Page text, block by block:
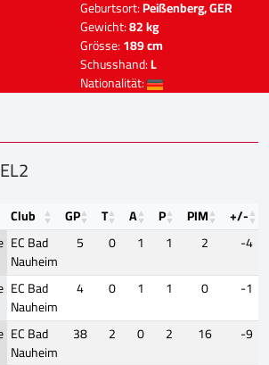
Geburtsort:Peißenberg, GER
Gewicht:82 kg
Grösse:189 cm
Schusshand:L
Nationalität:
Club GP T A P PIM
+/-
EC Bad
Nauheim
5 0 1 1 2
-4
EC Bad
Nauheim
4 0 1 1 0
-1
EC Bad
Nauheim
38 2 0 2 16
-9